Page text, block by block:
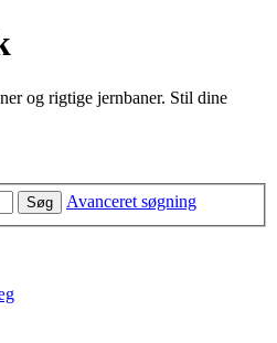
og rigtige jernbaner. Stil dine
Søg Avanceret søgning